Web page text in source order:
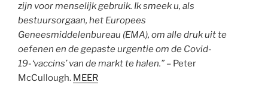
zijn voor menselijk gebruik. Ik smeek u, als
bestuursorgaan, het Europees
Geneesmiddelenbureau (EMA), om alle druk uit te
oefenen en de gepaste urgentie om de Covid-
19-‘vaccins’ van de markt te halen.” – Peter
McCullough. MEER